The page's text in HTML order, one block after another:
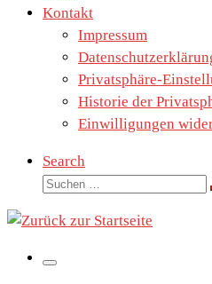
Kontakt
Impressum
Privatsphäre-
Historie der
Einwilligungen
Search
Suche
Menü